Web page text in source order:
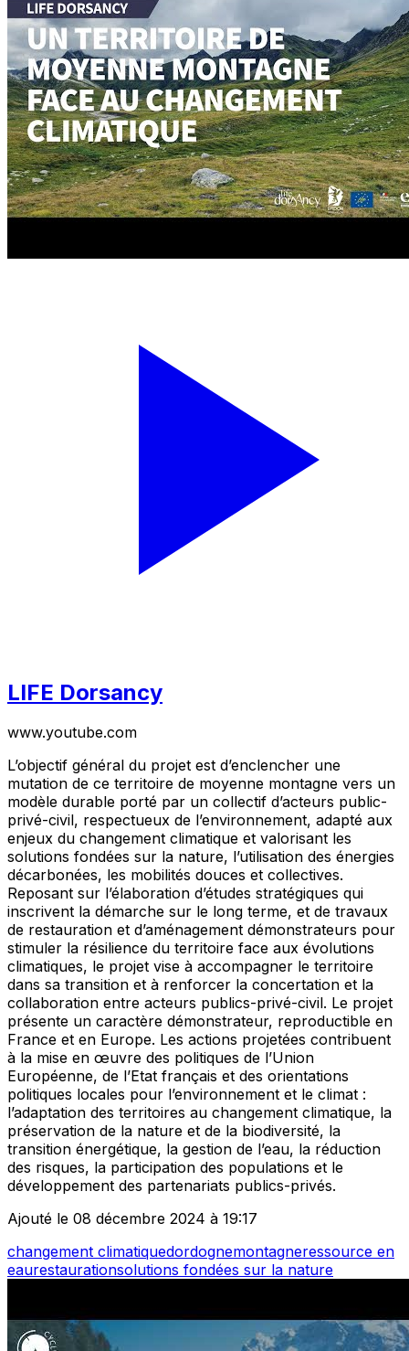
LIFE Dorsancy
www.youtube.com
L’objectif général du projet est d’enclencher une
mutation de ce territoire de moyenne montagne vers un
modèle durable porté par un collectif d’acteurs public-
privé-civil, respectueux de l’environnement, adapté aux
enjeux du changement climatique et valorisant les
solutions fondées sur la nature, l’utilisation des énergies
décarbonées, les mobilités douces et collectives.
Reposant sur l’élaboration d’études stratégiques qui
inscrivent la démarche sur le long terme, et de travaux
de restauration et d’aménagement démonstrateurs pour
stimuler la résilience du territoire face aux évolutions
climatiques, le projet vise à accompagner le territoire
dans sa transition et à renforcer la concertation et la
collaboration entre acteurs publics-privé-civil. Le projet
présente un caractère démonstrateur, reproductible en
France et en Europe. Les actions projetées contribuent
à la mise en œuvre des politiques de l’Union
Européenne, de l’Etat français et des orientations
politiques locales pour l’environnement et le climat :
l’adaptation des territoires au changement climatique, la
préservation de la nature et de la biodiversité, la
transition énergétique, la gestion de l’eau, la réduction
des risques, la participation des populations et le
développement des partenariats publics-privés.
Ajouté le 08 décembre 2024 à 19:17
changement climatiquedordognemontagneressource en
eaurestaurationsolutions fondées sur la nature